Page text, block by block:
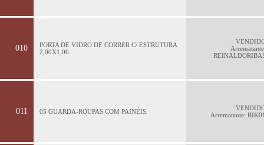
010
PORTA DE VIDRO DE CORRER C/ ESTRUTURA
2,00X1,00.
011 05 GUARDA-ROUPAS COM PAINÉIS.
Arrematante: